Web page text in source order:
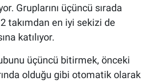
Gruplarını üçüncü sırada
takımdan en iyi sekizi de
katılıyor.
üçüncü bitirmek, önceki
olduğu gibi otomatik olarak